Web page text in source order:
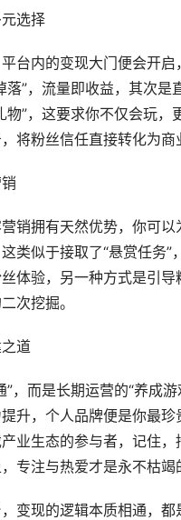
选择
台内的变现大门便会开启
落”，流量即收益，其次
物”，这要求你不仅会玩
将粉丝信任直接转化为商
销拥有天然优势，你可
类似于接取了“悬赏任务
体验，另一种方式是引
次挖掘。
道
”，而是长期运营的“养成
升，个人品牌便是你最
业生态的参与者，记住
专注与热爱才是永不枯竭
变现的逻辑本质相通，